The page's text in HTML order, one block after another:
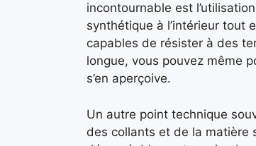
incontournable est
synthétique à l’intérieur tout
capables de résister à des
longue, vous pouvez même
s’en aperçoive.
Un autre point technique
des collants et de la matière